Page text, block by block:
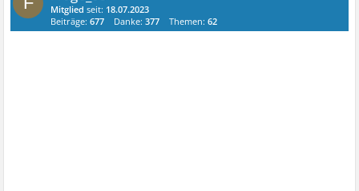
Mitglied seit: 18.07.2023
Beiträge:677 Danke:377 Themen:62